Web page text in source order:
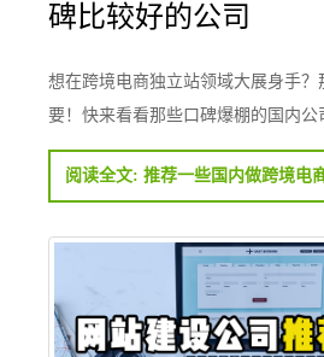
碑比较好的公司
想在跨境电商独立站领域大展身手
要！快来看看那些口碑爆棚的国内公